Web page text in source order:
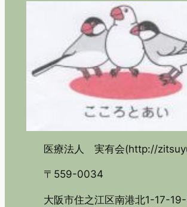
医療法人 実有会(http://
〒559-0034
大阪市住之江区南港北1-17-